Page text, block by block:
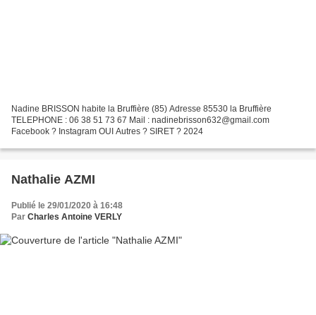
Nadine BRISSON habite la Bruffière (85) Adresse 85530 la Bruffière
TELEPHONE : 06 38 51 73 67 Mail : nadinebrisson632@gmail.com
Facebook ? Instagram OUI Autres ? SIRET ? 2024
Nathalie AZMI
Publié le 29/01/2020 à 16:48
Par Charles Antoine VERLY